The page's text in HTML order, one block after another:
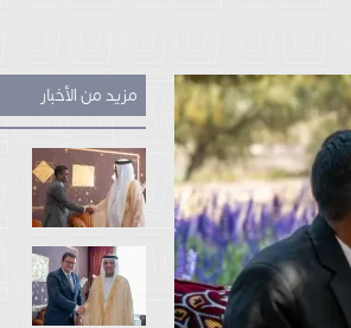
مزيد من الأخبار